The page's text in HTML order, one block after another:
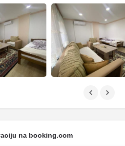
na booking.com